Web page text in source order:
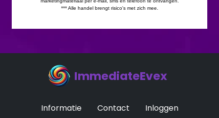
ImmediateEvex
Informatie Contact Inloggen